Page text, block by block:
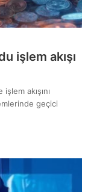
işlem akışı
akışını
geçici